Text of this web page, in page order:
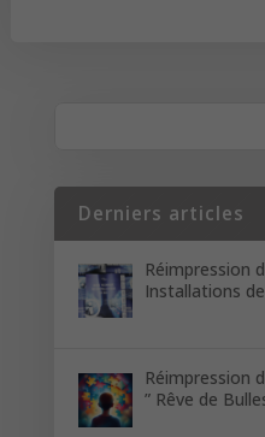
Derniers articles
Réimpression
Installations
Réimpression
” Rêve de